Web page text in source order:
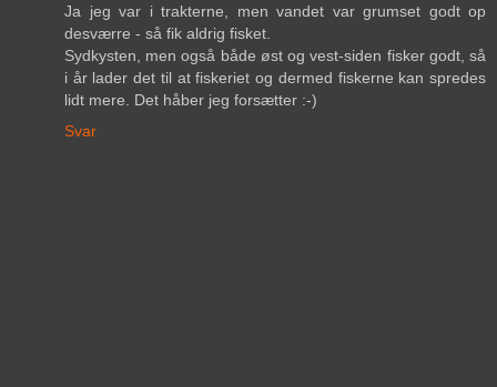
Ja jeg var i trakterne, men vandet var grumset godt op
desværre - så fik aldrig fisket.
Sydkysten, men også både øst og vest-siden fisker godt, så
i år lader det til at fiskeriet og dermed fiskerne kan spredes
lidt mere. Det håber jeg forsætter :-)
Svar